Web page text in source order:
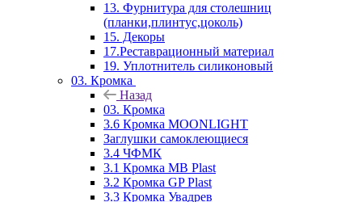
13. Фурнитура для столешниц
(планки,плинтус,цоколь)
15. Декоры
17.Реставрационный материал
19. Уплотнитель силиконовый
03. Кромка
Назад
03. Кромка
3.6 Кромка MOONLIGHT
Заглушки самоклеющиеся
3.4 ЧФМК
3.1 Кромка MB Plast
3.2 Кромка GP Plast
3.3 Кромка Увадрев